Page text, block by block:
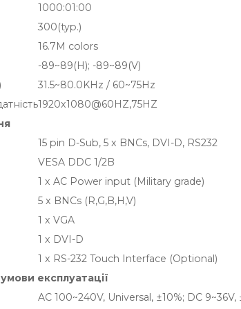
1000:01:00
300(typ.)
16.7M colors
-89~89(H); -89~89(V)
31.5~80.0KHz / 60~75Hz
1920x1080@60HZ,75HZ
15 pin D-Sub, 5 x BNCs, DVI-D, RS232
VESA DDC 1/2B
1 x AC Power input (Military grade)
5 x BNCs (R,G,B,H,V)
1 x VGA
1 x DVI-D
1 x RS-232 Touch Interface (Optional)
експлуатації
AC 100~240V, Universal, ±10%; DC